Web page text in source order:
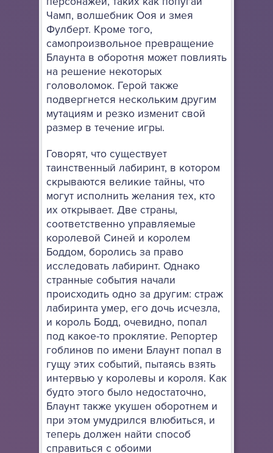
Чамп, волшебник Ооя и змея
Фулберт. Кроме того,
самопроизвольное превращение
Блаунта в оборотня может повлиять
на решение некоторых
головоломок. Герой также
подвергнется нескольким другим
мутациям и резко изменит свой
размер в течение игры.
Говорят, что существует
таинственный лабиринт, в котором
скрываются великие тайны, что
могут исполнить желания тех, кто
их открывает. Две страны,
соответственно управляемые
королевой Синей и королем
Боддом, боролись за право
исследовать лабиринт. Однако
странные события начали
происходить одно за другим: страж
лабиринта умер, его дочь исчезла,
и король Бодд, очевидно, попал
под какое-то проклятие. Репортер
гоблинов по имени Блаунт попал в
гущу этих событий, пытаясь взять
интервью у королевы и короля. Как
будто этого было недостаточно,
Блаунт также укушен оборотнем и
при этом умудрился влюбиться, и
теперь должен найти способ
справиться с обоими